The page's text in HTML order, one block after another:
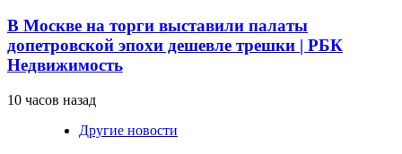
В Москве на торги выставили палаты
допетровской эпохи дешевле трешки | РБК
Недвижимость
10 часов назад
Другие новости